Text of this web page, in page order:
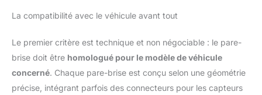
La compatibilité avec le véhicule avant tout
Le premier critère est technique et non négociable : le pare-
brise doit être homologué pour le modèle de véhicule
concerné. Chaque pare-brise est conçu selon une géométrie
précise, intégrant parfois des connecteurs pour les capteurs